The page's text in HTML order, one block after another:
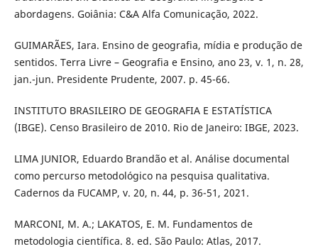
abordagens. Goiânia: C&A Alfa Comunicação, 2022.
GUIMARÃES, Iara. Ensino de geografia, mídia e produção de
sentidos. Terra Livre – Geografia e Ensino, ano 23, v. 1, n. 28,
jan.-jun. Presidente Prudente, 2007. p. 45-66.
INSTITUTO BRASILEIRO DE GEOGRAFIA E ESTATÍSTICA
(IBGE). Censo Brasileiro de 2010. Rio de Janeiro: IBGE, 2023.
LIMA JUNIOR, Eduardo Brandão et al. Análise documental
como percurso metodológico na pesquisa qualitativa.
Cadernos da FUCAMP, v. 20, n. 44, p. 36-51, 2021.
MARCONI, M. A.; LAKATOS, E. M. Fundamentos de
metodologia científica. 8. ed. São Paulo: Atlas, 2017.